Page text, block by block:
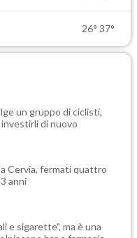
26° 37°
un gruppo di ciclisti,
di nuovo
Cervia, fermati quattro
anni
e sigarette", ma è una